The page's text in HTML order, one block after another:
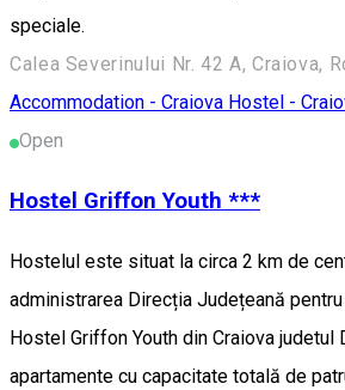
speciale.
Calea Severinului Nr. 42 A, Craiova,
Accommodation - Craiova Hostel -
Open
Hostel Griffon Youth ***
Hostelul este situat la circa 2 km de
administrarea Direcția Județeană
Hostel Griffon Youth din Craiova judetul
apartamente cu capacitate totală de